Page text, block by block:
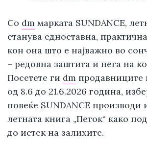
Со dm марката SUNDANCE,
станува едноставна,
кон она што е најважно во
– редовна заштита и нега на
Посетете ги dm продавниците
од 8.6 до 21.6.2026 година,
повеќе SUNDANCE производи
летната книга „Петок“ како
до истек на залихите.